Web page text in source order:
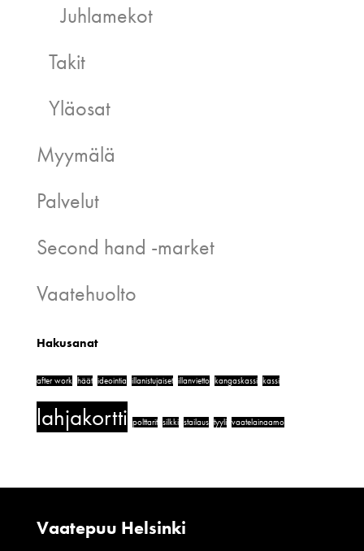
Juhlamekot
Takit
Yläosat
Myymälä
Palvelut
Second hand -market
Vaatehuolto
Hakusanat
after work häät ideointia illanistujaiset illanvietto kangaskassi kassi
lahjakortti polttarit silkki stailaus tyyli vaatelainaamo
Vaatepuu Helsinki